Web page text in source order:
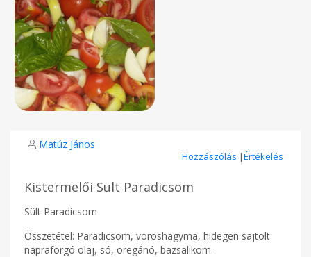
Matúz János
Hozzászólás |Értékelés
Kistermelői Sült Paradicsom
Sült Paradicsom
Összetétel: Paradicsom, vöröshagyma, hidegen sajtolt
napraforgó olaj, só, oregánó, bazsalikom.